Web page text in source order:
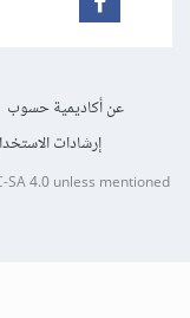
عن أكاديمية حسوب
إرشادات
SA 4.0unless mentioned